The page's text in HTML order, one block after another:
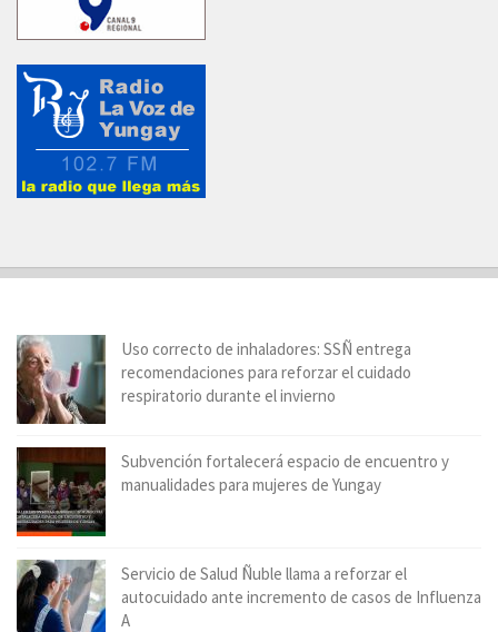
Uso correcto de inhaladores: SSÑ entrega
recomendaciones para reforzar el cuidado
respiratorio durante el invierno
Subvención fortalecerá espacio de encuentro y
manualidades para mujeres de Yungay
Servicio de Salud Ñuble llama a reforzar el
autocuidado ante incremento de casos de Influenza
A